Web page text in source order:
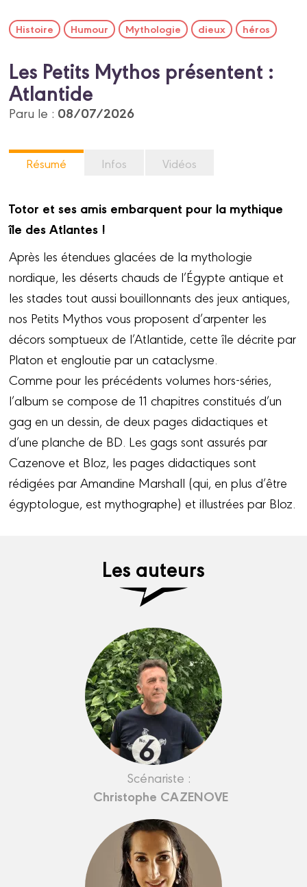
Histoire Humour Mythologie dieux héros
Les Petits Mythos présentent :
Atlantide
Paru le : 08/07/2026
Résumé Infos Vidéos
Totor et ses amis embarquent pour la mythique
île des Atlantes !
Après les étendues glacées de la mythologie
nordique, les déserts chauds de l’Égypte antique et
les stades tout aussi bouillonnants des jeux antiques,
nos Petits Mythos vous proposent d’arpenter les
décors somptueux de l’Atlantide, cette île décrite par
Platon et engloutie par un cataclysme.
Comme pour les précédents volumes hors-séries,
l’album se compose de 11 chapitres constitués d’un
gag en un dessin, de deux pages didactiques et
d’une planche de BD. Les gags sont assurés par
Cazenove et Bloz, les pages didactiques sont
rédigées par Amandine Marshall (qui, en plus d’être
égyptologue, est mythographe) et illustrées par Bloz.
Les auteurs
Scénariste :
Christophe CAZENOVE